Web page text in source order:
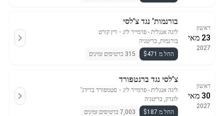
ראשון
23 מאי
2027
בורנמות' נגד צ'לסי
ליגה אנגלית - פרמייר ליג ・ דין קורט
בורנמות, בריטניה
החל מ $471
315 כרטיסים זמינים
ראשון
30 מאי
2027
צ'לסי נגד ברנטפורד
ליגה אנגלית - פרמייר ליג ・ סטמפורד ברידג'
לונדון, בריטניה
החל מ $187
7,003 כרטיסים זמינים